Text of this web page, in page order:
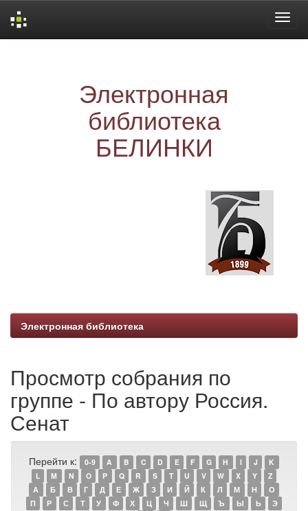
Электронная
библиотека
БЕЛИНКИ
Электронная библиотека
Просмотр собрания по
группе - По автору Россия.
Сенат
Перейти к: 0-9 A B C D E F G H I J
K
L
M N O P Q R S T U V W X Y
Z
А
Б В Г Д Е Ж З И Й К Л М Н
О
П
Р С Т У Ф Х Ц Ч Ш Щ Ъ Ы Ь
Э